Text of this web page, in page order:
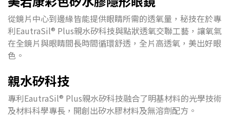
從鏡片中心到邊緣皆能提供眼睛所需的透氧量，秘技在於專
利EautraSil® Plus親水矽科技與點狀透氧交聯工藝，讓氧氣
在全鏡片與眼睛間長時間循環舒透，全片高透氧，美出好眼
色。
親水矽科技
專利EautraSil® Plus親水矽科技融合了明基材料的光學技術
及材料科學專長，開創出矽水膠材料及無溶劑配方。